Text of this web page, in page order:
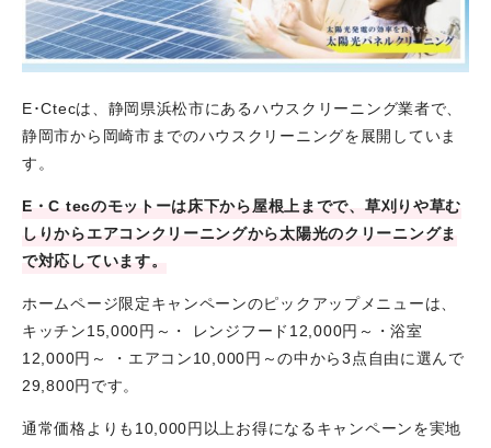
E･Ctecは、静岡県浜松市にあるハウスクリーニング業者で、
静岡市から岡崎市までのハウスクリーニングを展開していま
す。
E・C tecのモットーは床下から屋根上までで、草刈りや草む
しりからエアコンクリーニングから太陽光のクリーニングま
で対応しています。
ホームページ限定キャンペーンのピックアップメニューは、
キッチン15,000円～・ レンジフード12,000円～・浴室
12,000円～ ・エアコン10,000円～の中から3点自由に選んで
29,800円です。
通常価格よりも10,000円以上お得になるキャンペーンを実地